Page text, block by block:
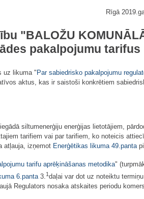
Rīgā
"BALOŽU
pakalpojumu tarifus
uz likuma " Par sabiedrisko pakalpojumu
aktus, kas ir saistoši konkrētiem
siltumenerģiju enerģijas lietotājiem,
tarifiem vai par tarifiem, ko noteicis
atļauja, izņemot Enerģētikas likuma 49.panta
tarifu aprēķināšanas metodika"
6.panta 3. 1daļai var dot uz noteiktu
Regulators nosaka atskaites periodu